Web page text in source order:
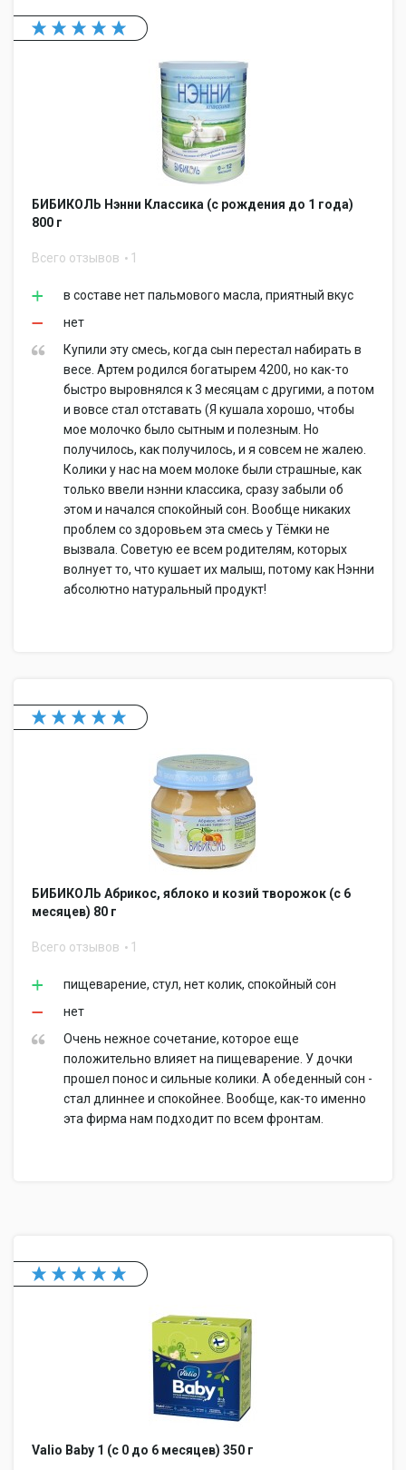
БИБИКОЛЬ Нэнни Классика (с рождения до 1 года)
800 г
Всего отзывов 1
в составе нет пальмового масла, приятный вкус
нет
Купили эту смесь, когда сын перестал набирать в
весе. Артем родился богатырем 4200, но как-то
быстро выровнялся к 3 месяцам с другими, а потом
и вовсе стал отставать (Я кушала хорошо, чтобы
мое молочко было сытным и полезным. Но
получилось, как получилось, и я совсем не жалею.
Колики у нас на моем молоке были страшные, как
только ввели нэнни классика, сразу забыли об
этом и начался спокойный сон. Вообще никаких
проблем со здоровьем эта смесь у Тёмки не
вызвала. Советую ее всем родителям, которых
волнует то, что кушает их малыш, потому как Нэнни
абсолютно натуральный продукт!
БИБИКОЛЬ Абрикос, яблоко и козий творожок (с 6
месяцев) 80 г
Всего отзывов 1
пищеварение, стул, нет колик, спокойный сон
нет
Очень нежное сочетание, которое еще
положительно влияет на пищеварение. У дочки
прошел понос и сильные колики. А обеденный сон -
стал длиннее и спокойнее. Вообще, как-то именно
эта фирма нам подходит по всем фронтам.
Valio Baby 1 (c 0 до 6 месяцев) 350 г